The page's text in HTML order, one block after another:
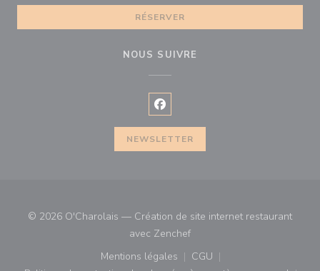
RÉSERVER
NOUS SUIVRE
Facebook ((ouvre une nouvelle
NEWSLETTER
© 2026 O'Charolais — Création de site internet restaurant
avec Zenchef((ouvre une nouvelle
Mentions légales
((ouvre une nouvelle fenêtre))
CGU
((ouvre une nouvelle